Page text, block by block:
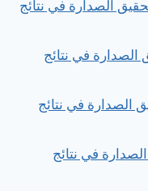
الصدارة في نتائج
في نتائج
الصدارة في نتائج
في نتائج